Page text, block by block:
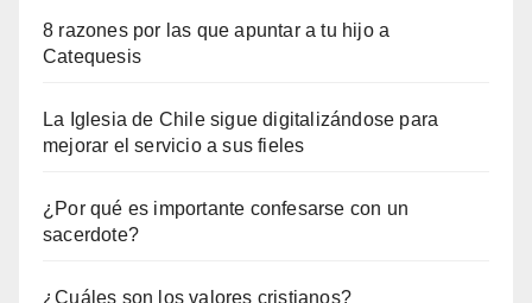
8 razones por las que apuntar a tu hijo a
Catequesis
La Iglesia de Chile sigue digitalizándose para
mejorar el servicio a sus fieles
¿Por qué es importante confesarse con un
sacerdote?
¿Cuáles son los valores cristianos?